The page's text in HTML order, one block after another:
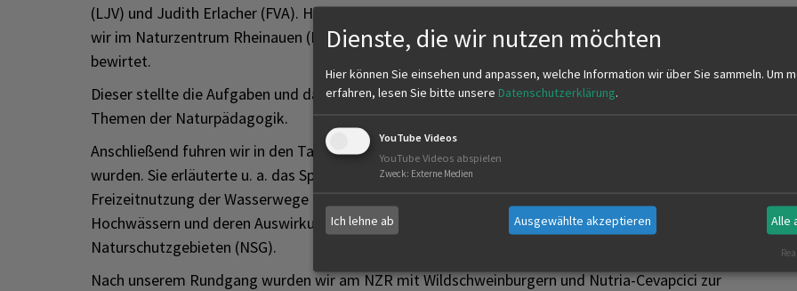
(LJV) und Judith Erlacher (FVA). Hier ein Bericht über die Exkursion zum Taubergießen. Dort wurden
wir im Naturzentrum Rheinauen (NZR) freundlichst von Axel Leuthner begrüßt und mit Kaffee
bewirtet.
Dieser stellte die Aufgaben und das Tätigkeitsprofil des NZR vor und erläuterte eindrücklich diverse
Themen der Naturpädagogik.
Anschließend fuhren wir in den Taubergießen, wo wir von der Rangerin Cosima Zeller geführt
wurden. Sie erläuterte u. a. das Spannungsfeld zwischen dem Naturschutz und Anglern, die
Freizeitnutzung der Wasserwege mit Booten und anderen Sportgeräten, die speziellen Gefahren von
Hochwässern und deren Auswirkungen auf das heimische Wild sowie allgemeine Bestimmungen in
Naturschutzgebieten (NSG).
Nach unserem Rundgang wurden wir am NZR mit Wildschweinburgern und Nutria-Cevapcici zur
Dienste, die wir nutzen möchten
Hier können Sie einsehen und anpassen, welche Information wir über Sie sammeln. Um
erfahren, lesen Sie bitte unsere Datenschutzerklärung.
YouTube Videos
YouTube Videos abspielen
Zweck: Externe Medien
Ich lehne ab Ausgewählte akzeptieren Alle